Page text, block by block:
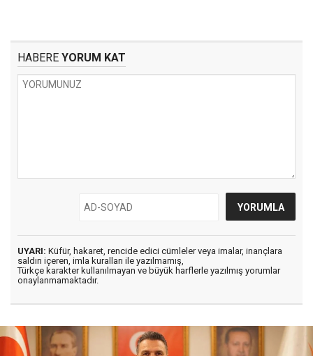
HABERE YORUM KAT
UYARI: Küfür, hakaret, rencide edici cümleler veya imalar, inançlara
saldırı içeren, imla kuralları ile yazılmamış,
Türkçe karakter kullanılmayan ve büyük harflerle yazılmış yorumlar
onaylanmamaktadır.